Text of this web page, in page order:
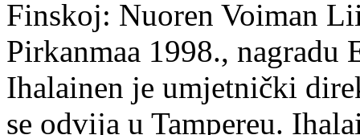
Finskoj: Nuoren Voiman
Pirkanmaa 1998.,
Ihalainen je umjetnički
se odvija u Tampereu.